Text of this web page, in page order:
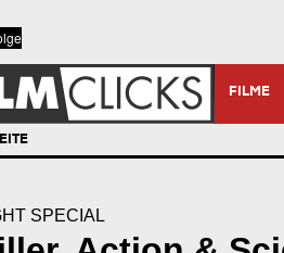
FILME
SPECIAL